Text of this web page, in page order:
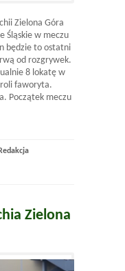
Zielona Góra
Śląskie w meczu
będzie to ostatni
od rozgrywek.
8 lokatę w
faworyta.
Początek meczu
Zielona